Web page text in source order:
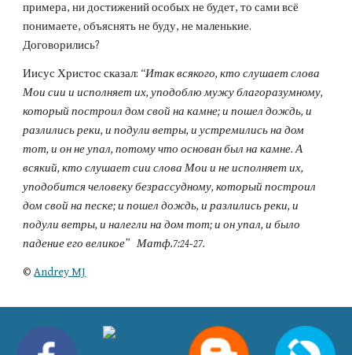
примера, ни достижений особых не будет, то сами всё
понимаете, объяснять не буду, не маленькие.
Договорились?
Иисус Христос сказал: “Итак всякого, кто слушает слова
Мои сии и исполняет их, уподоблю мужу благоразумному,
который построил дом свой на камне; и пошел дождь, и
разлились реки, и подули ветры, и устремились на дом
тот, и он не упал, потому что основан был на камне. А
всякий, кто слушает сии слова Мои и не исполняет их,
уподобится человеку безрассудному, который построил
дом свой на песке; и пошел дождь, и разлились реки, и
подули ветры, и налегли на дом тот; и он упал, и было
падение его великое” Матф.7:24-27.
©Andrey MJ